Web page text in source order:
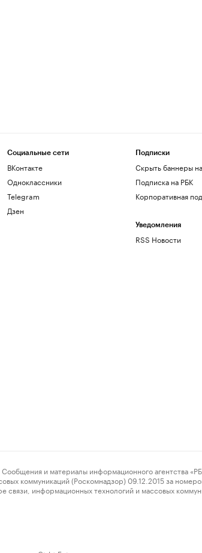
Социальные сети
ВКонтакте
Одноклассники
Telegram
Дзен
Подписки
Скрыть баннеры
Подписка на РБК
Корпоративная
Уведомления
RSS Новости
и материалы информационного агентства
коммуникаций (Роскомнадзор) 09.12.2015 за
связи, информационных технологий и массовых